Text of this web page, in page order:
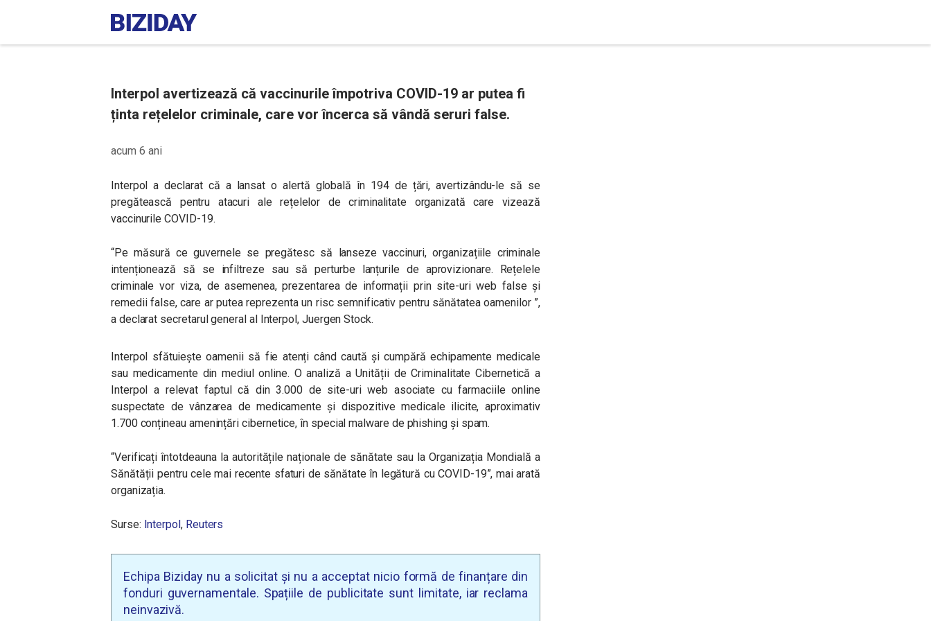
Interpol avertizează că vaccinurile împotriva COVID-19 ar putea fi
ținta rețelelor criminale, care vor încerca să vândă seruri false.
acum 6 ani
Interpol a declarat că a lansat o alertă globală în 194 de țări, avertizându-le să se
pregătească pentru atacuri ale rețelelor de criminalitate organizată care vizează
vaccinurile COVID-19.
“Pe măsură ce guvernele se pregătesc să lanseze vaccinuri, organizațiile criminale
intenționează să se infiltreze sau să perturbe lanțurile de aprovizionare. Rețelele
criminale vor viza, de asemenea, prezentarea de informații prin site-uri web false și
remedii false, care ar putea reprezenta un risc semnificativ pentru sănătatea oamenilor ”,
a declarat secretarul general al Interpol, Juergen Stock.
Interpol sfătuiește oamenii să fie atenți când caută și cumpără echipamente medicale
sau medicamente din mediul online. O analiză a Unității de Criminalitate Cibernetică a
Interpol a relevat faptul că din 3.000 de site-uri web asociate cu farmaciile online
suspectate de vânzarea de medicamente și dispozitive medicale ilicite, aproximativ
1.700 conțineau amenințări cibernetice, în special malware de phishing și spam.
“Verificați întotdeauna la autoritățile naționale de sănătate sau la Organizația Mondială a
Sănătății pentru cele mai recente sfaturi de sănătate în legătură cu COVID-19”, mai arată
organizația.
Surse: Interpol, Reuters
Echipa Biziday nu a solicitat și nu a acceptat nicio formă de finanțare din
fonduri guvernamentale. Spațiile de publicitate sunt limitate, iar reclama
neinvazivă.